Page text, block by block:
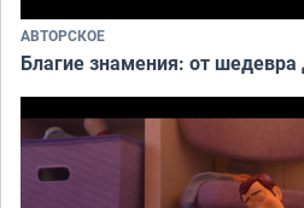
АВТОРСКОЕ
Благие знамения: от